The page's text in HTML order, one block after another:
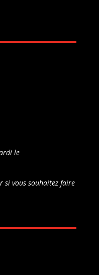
le
si vous souhaitez faire